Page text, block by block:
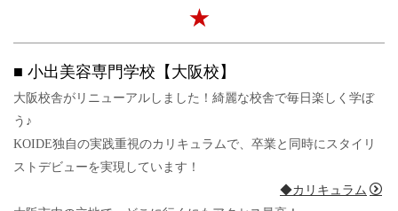
★
■ 小出美容専門学校【大阪校】
大阪校舎がリニューアルしました！綺麗な校舎で毎日楽しく学ぼ
う♪
KOIDE独自の実践重視のカリキュラムで、卒業と同時にスタイリ
ストデビューを実現しています！
◆カリキュラム